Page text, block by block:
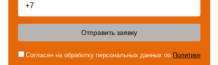
Отправить заявку
Согласен на обработку персональных данных по Политике